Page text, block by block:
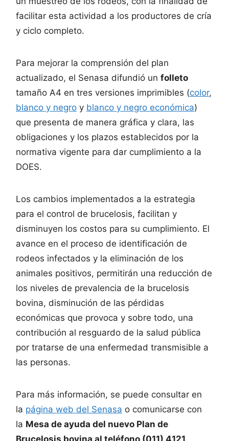
facilitar esta actividad a los productores de cría
y ciclo completo.
Para mejorar la comprensión del plan
actualizado, el Senasa difundió un folleto
tamaño A4 en tres versiones imprimibles (color,
blanco y negro y blanco y negro económica)
que presenta de manera gráfica y clara, las
obligaciones y los plazos establecidos por la
normativa vigente para dar cumplimiento a la
DOES.
Los cambios implementados a la estrategia
para el control de brucelosis, facilitan y
disminuyen los costos para su cumplimiento. El
avance en el proceso de identificación de
rodeos infectados y la eliminación de los
animales positivos, permitirán una reducción de
los niveles de prevalencia de la brucelosis
bovina, disminución de las pérdidas
económicas que provoca y sobre todo, una
contribución al resguardo de la salud pública
por tratarse de una enfermedad transmisible a
las personas.
Para más información, se puede consultar en
la página web del Senasa o comunicarse con
la Mesa de ayuda del nuevo Plan de
Brucelosis bovina al teléfono (011) 4121